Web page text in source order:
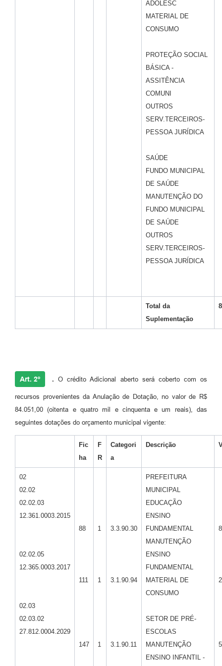
ADOLESC
MATERIAL DE
CONSUMO
PROTEÇÃO SOCIAL
BÁSICA -
ASSITÊNCIA
COMUNI
OUTROS
SERV.TERCEIROS-
PESSOA JURÍDICA
SAÚDE
FUNDO MUNICIPAL
DE SAÚDE
MANUTENÇÃO DO
FUNDO MUNICIPAL
DE SAÚDE
OUTROS
SERV.TERCEIROS-
PESSOA JURÍDICA
Total da
Suplementação
Art. 2º .O crédito Adicional aberto será coberto com os
recursos provenientes da Anulação de Dotação, no valor de R$
84.051,00 (oitenta e quatro mil e cinquenta e um reais), das
seguintes dotações do orçamento municipal vigente:
Fic
ha
F
R
Categori
a
Descrição
02
02.02
02.02.03
12.361.0003.2015
02.02.05
12.365.0003.2017
02.03
02.03.02
27.812.0004.2029
88
111
147
1
1
1
3.3.90.30
3.1.90.94
3.1.90.11
PREFEITURA
MUNICIPAL
EDUCAÇÃO
ENSINO
FUNDAMENTAL
MANUTENÇÃO
ENSINO
FUNDAMENTAL
MATERIAL DE
CONSUMO
SETOR DE PRÉ-
ESCOLAS
MANUTENÇÃO
ENSINO INFANTIL -